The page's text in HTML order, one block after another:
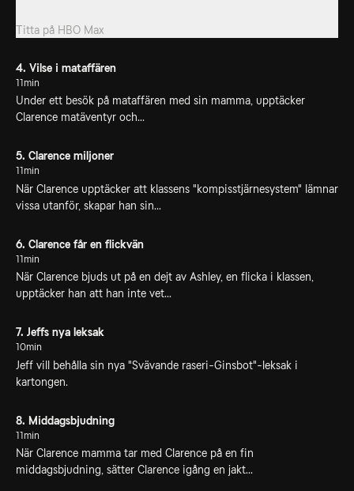
Titta på HBO Max
4. Vilse i mataffären
11min
Under ett besök på mataffären med sin mamma, upptäcker
Clarence matäventyr och...
5. Clarence miljoner
11min
När Clarence upptäcker att klassens "kompisstjärnesystem" lämnar
vissa utanför, skapar han sin...
6. Clarence får en flickvän
11min
När Clarence bjuds ut på en dejt av Ashley, en flicka i klassen,
upptäcker han att han inte vet...
7. Jeffs nya leksak
10min
Jeff vill behålla sin nya "Svävande raseri-Ginsbot"-leksak i
kartongen.
8. Middagsbjudning
11min
När Clarence mamma tar med Clarence på en fin
middagsbjudning, sätter Clarence igång en jakt...